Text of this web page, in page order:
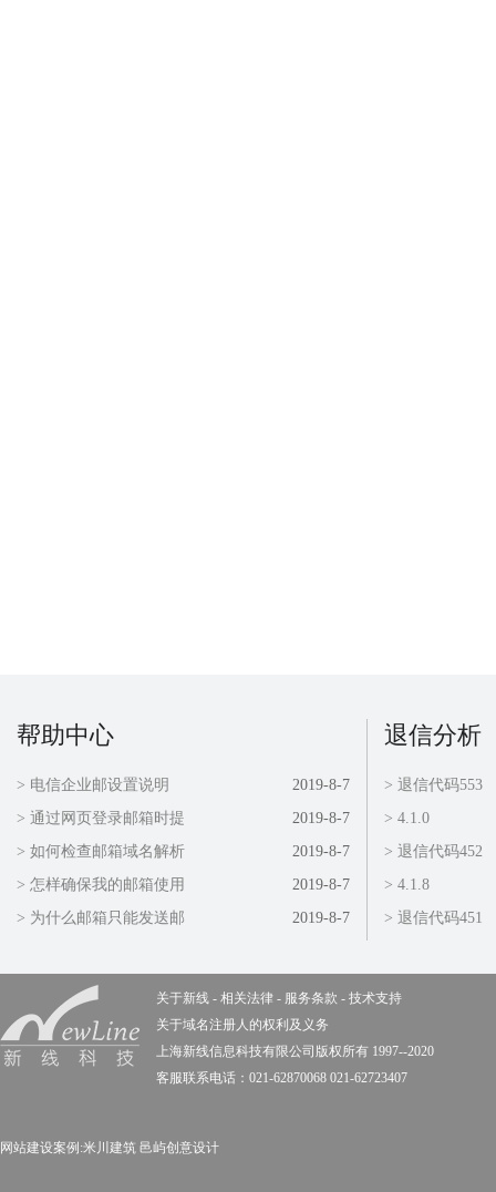
帮助中心
2019-8-7
> 电信企业邮设置说明
2019-8-7
> 通过网页登录邮箱时提
2019-8-7
> 如何检查邮箱域名解析
2019-8-7
> 怎样确保我的邮箱使用
2019-8-7
> 为什么邮箱只能发送邮
退信分析
> 退信代码553
> 4.1.0
> 退信代码452
> 4.1.8
> 退信代码451
关于新线 - 相关法律 - 服务条款 - 技术支持
关于域名注册人的权利及义务
上海新线信息科技有限公司版权所有 1997--2020
客服联系电话：021-62870068 021-62723407
网站建设案例:米川建筑 邑屿创意设计